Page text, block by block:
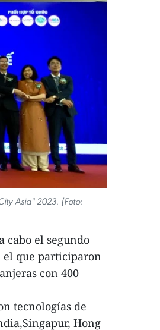
Asia" 2023. (Foto:
cabo el segundo
el que participaron
con 400
tecnologías de
Hong